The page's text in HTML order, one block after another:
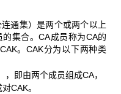
通集）是两个或两个以上
集合。CA成员称为CA的
。CAK分为以下两种类
即由两个成员组成CA，
CAK。